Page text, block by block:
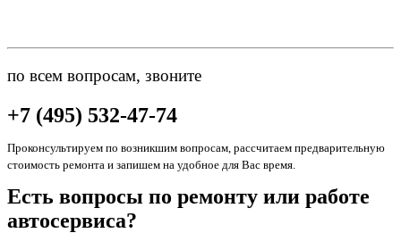
по всем вопросам, звоните
+7 (495) 532-47-74
Проконсультируем по возникшим вопросам, рассчитаем предварительную
стоимость ремонта и запишем на удобное для Вас время.
Есть вопросы по ремонту или работе
автосервиса?